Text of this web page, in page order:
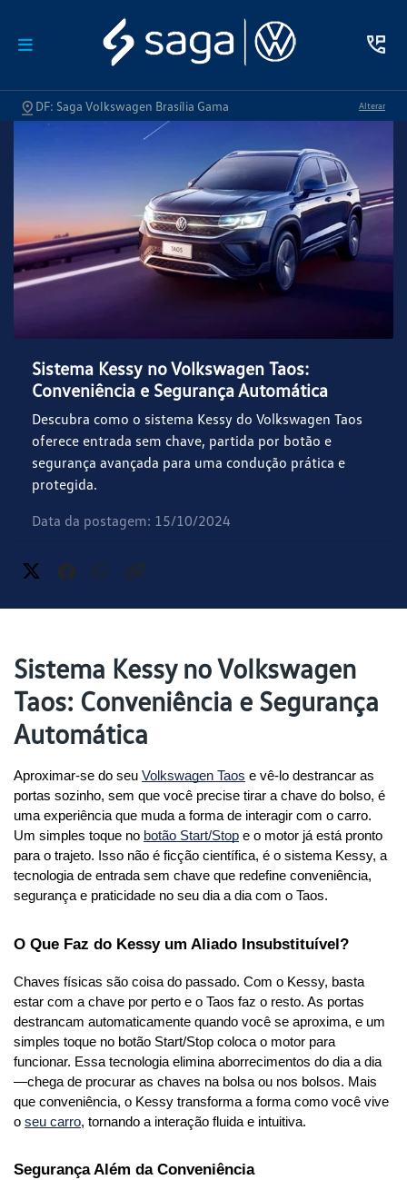
DF: Saga Volkswagen Brasília Gama Alterar
Sistema Kessy no Volkswagen Taos:
Conveniência e Segurança Automática
Descubra como o sistema Kessy do Volkswagen Taos
oferece entrada sem chave, partida por botão e
segurança avançada para uma condução prática e
protegida.
Data da postagem: 15/10/2024
Sistema Kessy no Volkswagen
Taos: Conveniência e Segurança
Automática
Aproximar-se do seu Volkswagen Taos e vê-lo destrancar as
portas sozinho, sem que você precise tirar a chave do bolso, é
uma experiência que muda a forma de interagir com o carro.
Um simples toque no botão Start/Stop e o motor já está pronto
para o trajeto. Isso não é ficção científica, é o sistema Kessy, a
tecnologia de entrada sem chave que redefine conveniência,
segurança e praticidade no seu dia a dia com o Taos.
O Que Faz do Kessy um Aliado Insubstituível?
Chaves físicas são coisa do passado. Com o Kessy, basta
estar com a chave por perto e o Taos faz o resto. As portas
destrancam automaticamente quando você se aproxima, e um
simples toque no botão Start/Stop coloca o motor para
funcionar. Essa tecnologia elimina aborrecimentos do dia a dia
—chega de procurar as chaves na bolsa ou nos bolsos. Mais
que conveniência, o Kessy transforma a forma como você vive
o seu carro, tornando a interação fluida e intuitiva.
Segurança Além da Conveniência